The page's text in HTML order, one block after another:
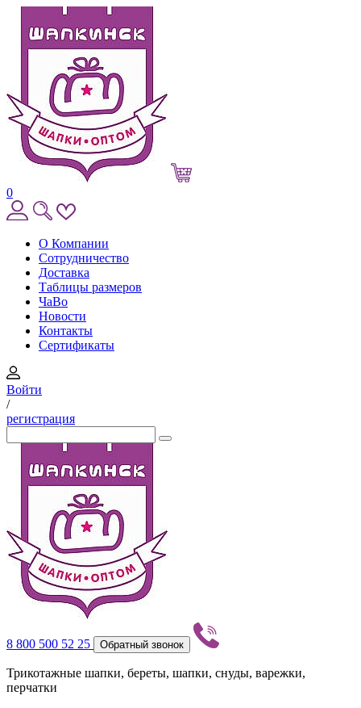
0
О Компании
Сотрудничество
Доставка
Таблицы размеров
ЧаВо
Новости
Контакты
Сертификаты
Войти
/
регистрация
8 800 500 52 25 Обратный звонок
Трикотажные шапки, береты, шапки, снуды, варежки,
перчатки